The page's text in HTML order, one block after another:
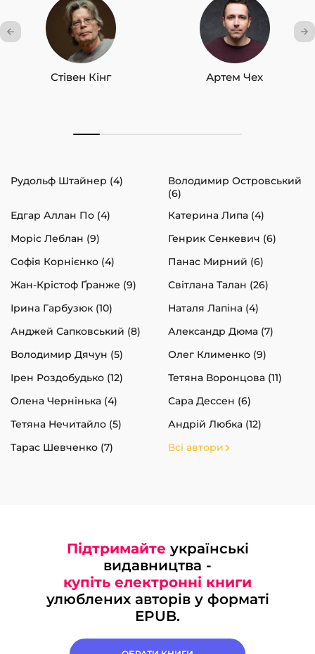
Стівен Кінг Артем Чех
Рудольф Штайнер (4)
Володимир Островський
(6)
Едгар Аллан По (4)
Катерина Липа (4)
Моріс Леблан (9)
Генрик Сенкевич (6)
Софія Корнієнко (4)
Панас Мирний (6)
Жан-Крістоф Ґранже (9)
Світлана Талан (26)
Ірина Гарбузюк (10)
Наталя Лапіна (4)
Анджей Сапковський (8)
Александр Дюма (7)
Володимир Дячун (5)
Олег Клименко (9)
Ірен Роздобудько (12)
Тетяна Воронцова (11)
Олена Чернінька (4)
Сара Дессен (6)
Тетяна Нечитайло (5)
Андрій Любка (12)
Тарас Шевченко (7)
Всі автори
Підтримайте українські
видавництва -
купіть електронні книги
улюблених авторів у форматі
EPUB.